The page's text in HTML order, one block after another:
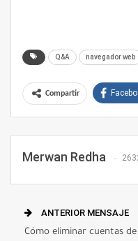
Q&A navegador web
Compartir
Merwan Redha
ANTERIOR MENSAJE
Cómo eliminar cuentas de